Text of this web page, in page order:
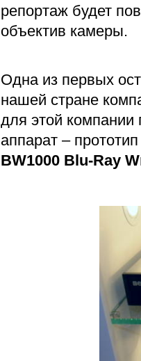
репортаж будет
объектив камеры.
Одна из первых
нашей стране
для этой
аппарат –
BW1000 Blu-Ray